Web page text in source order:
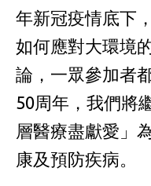
年新冠疫情底下
如何應對大環境
論，一眾參加者
50周年，我們將
層醫療盡獻愛」
康及預防疾病。